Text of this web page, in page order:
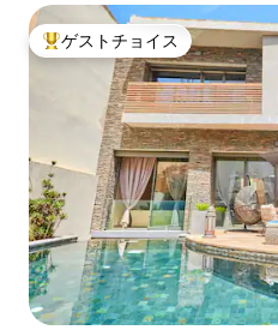
大好評のゲストチョイスです。
ゲストチョイス